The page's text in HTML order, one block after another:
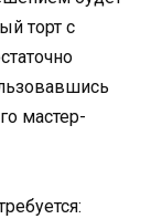
торт с
мастер-